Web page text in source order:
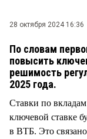
28 октября 2024 16:36
По словам
повысить
решимость
2025 года.
Ставки по
ключевой ставке
в ВТБ. Это